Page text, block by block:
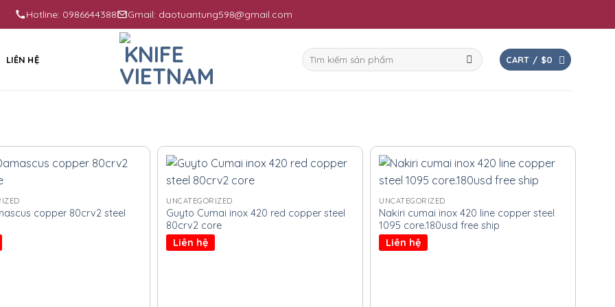
Hotline: 0986644388 Gmail: daotuantung598@gmail.com
LIÊN HỆ
Search
for:
CART / $0
copper 80crv2 steel
UNCATEGORIZED
Guyto Cumai inox 420 red copper steel
80crv2 core
Liên hệ
UNCATEGORIZED
Nakiri cumai inox 420 line copper steel
1095 core.180usd free ship
Liên hệ